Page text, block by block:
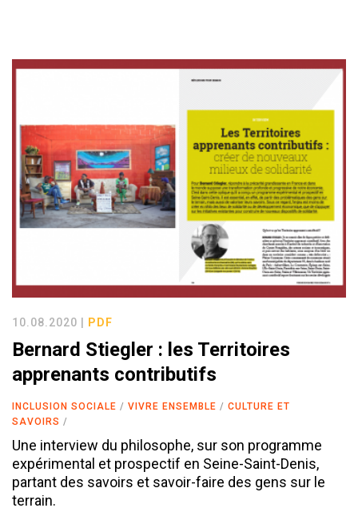
10.08.2020 | PDF
Bernard Stiegler : les Territoires
apprenants contributifs
INCLUSION SOCIALE VIVRE ENSEMBLE
CULTURE ET
SAVOIRS
Une interview du philosophe, sur son programme
expérimental et prospectif en Seine-Saint-Denis,
partant des savoirs et savoir-faire des gens sur le
terrain.